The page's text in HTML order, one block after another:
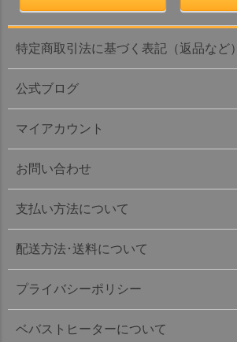
特定商取引法に基づく表記（返品など）
公式ブログ
マイアカウント
お問い合わせ
支払い方法について
配送方法･送料について
プライバシーポリシー
ベバストヒーターについて